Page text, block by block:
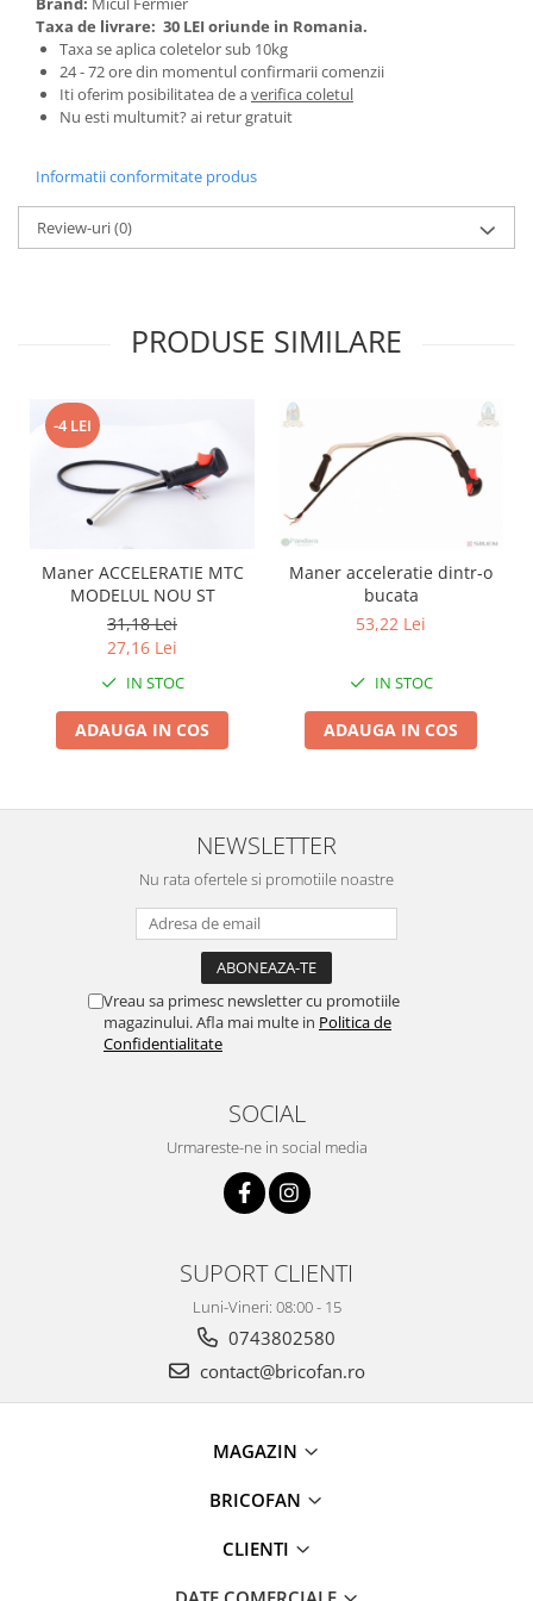
Tractoraș de tuns gazonul
Zootehnie
Incubatoare, oparitoare si
deplumatoare
Echipamente pentru animale
Piese si accesorii aparate de tuns
animale
Tarcuri animale
Roabe & accesorii
Mobilier gradina
Corturi, Prelate si plase de
umbrire
Lopeti zapada
Teascuri
Zdrobitoare electrice
Zdrobitoare electrice & manuale
Zdrobitoare manuale
Masini de cusut si accesorii
Articole antidaunatori gradina
Unelte manuale de gradina -
Masini de maturat manuale
Masini batut stalpi
Aragaze, plite, piese butelii de
Accesorii aragaze & butelii
Pirostrii si accesorii pentru gatit
Prelungitoare & cabluri electrice
Becuri
Taxa de livrare: 30 LEI oriunde in Romania.
Taxa se aplica coletelor sub 10kg
24 - 72 ore din momentul confirmarii comenzii
Iti oferim posibilitatea de averifica coletul
Nu esti multumit? ai retur gratuit
Informatii conformitate produs
Review-uri(0)
PRODUSE SIMILARE
-4 LEI
Maner ACCELERATIE MTC
MODELUL NOU ST
31,18 Lei
27,16 Lei
IN STOC
ADAUGA IN COS
Maner acceleratie dintr-o
bucata
53,22 Lei
IN STOC
ADAUGA IN COS
NEWSLETTER
Nu rata ofertele si promotiile noastre
Vreau sa primesc newsletter cu promotiile
magazinului. Afla mai multe in Politica de
Confidentialitate
SOCIAL
Urmareste-ne in social media
SUPORT CLIENTI
Luni-Vineri: 08:00 - 15
0743802580
contact@bricofan.ro
MAGAZIN
BRICOFAN
CLIENTI